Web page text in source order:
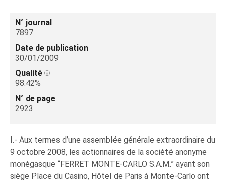
N° journal
7897
Date de publication
30/01/2009
Qualité
98.42%
N° de page
2923
I.- Aux termes d’une assemblée générale extraordinaire du
9 octobre 2008, les actionnaires de la société anonyme
monégasque “FERRET MONTE-CARLO S.A.M.” ayant son
siège Place du Casino, Hôtel de Paris à Monte-Carlo ont